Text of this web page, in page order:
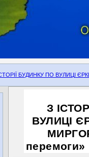
БУДИНКУ ПО ВУЛИЦІ
З
ВУЛИЦІ